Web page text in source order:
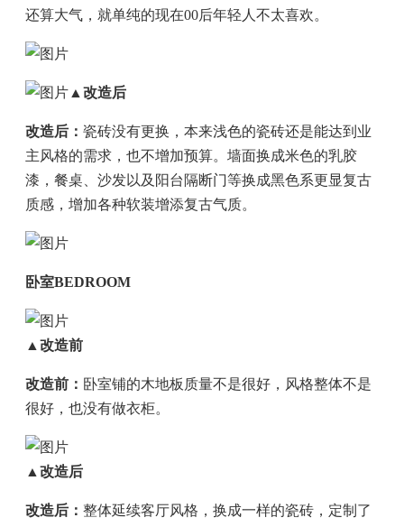
还算大气，就单纯的现在00后年轻人不太喜欢。
▲改造后
改造后： 瓷砖没有更换，本来浅色的瓷砖还是能达到业
主风格的需求，也不增加预算。墙面换成米色的乳胶
漆，餐桌、沙发以及阳台隔断门等换成黑色系更显复古
质感，增加各种软装增添复古气质。
卧室BEDROOM
▲改造前
改造前： 卧室铺的木地板质量不是很好，风格整体不是
很好，也没有做衣柜。
▲改造后
改造后： 整体延续客厅风格，换成一样的瓷砖，定制了